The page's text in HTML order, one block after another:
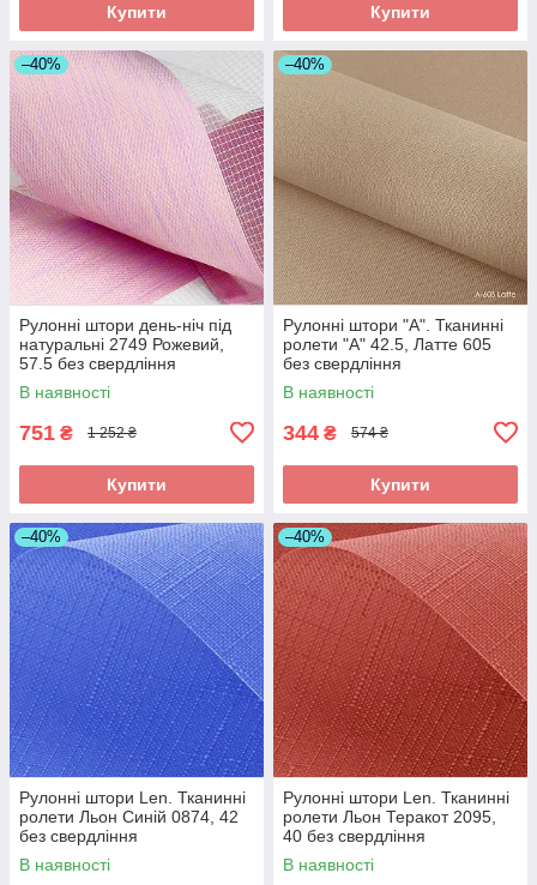
Купити Купити
–40%
Рулонні штори день-ніч під
натуральні 2749 Рожевий,
57.5 без свердління
В наявності
751 ₴ 1 252 ₴
Купити
–40%
Рулонні штори "A". Тканинні
ролети "А" 42.5, Латте 605
без свердління
В наявності
344 ₴ 574 ₴
Купити
–40%
Рулонні штори Len. Тканинні
ролети Льон Синій 0874, 42
без свердління
В наявності
–40%
Рулонні штори Len. Тканинні
ролети Льон Теракот 2095,
40 без свердління
В наявності